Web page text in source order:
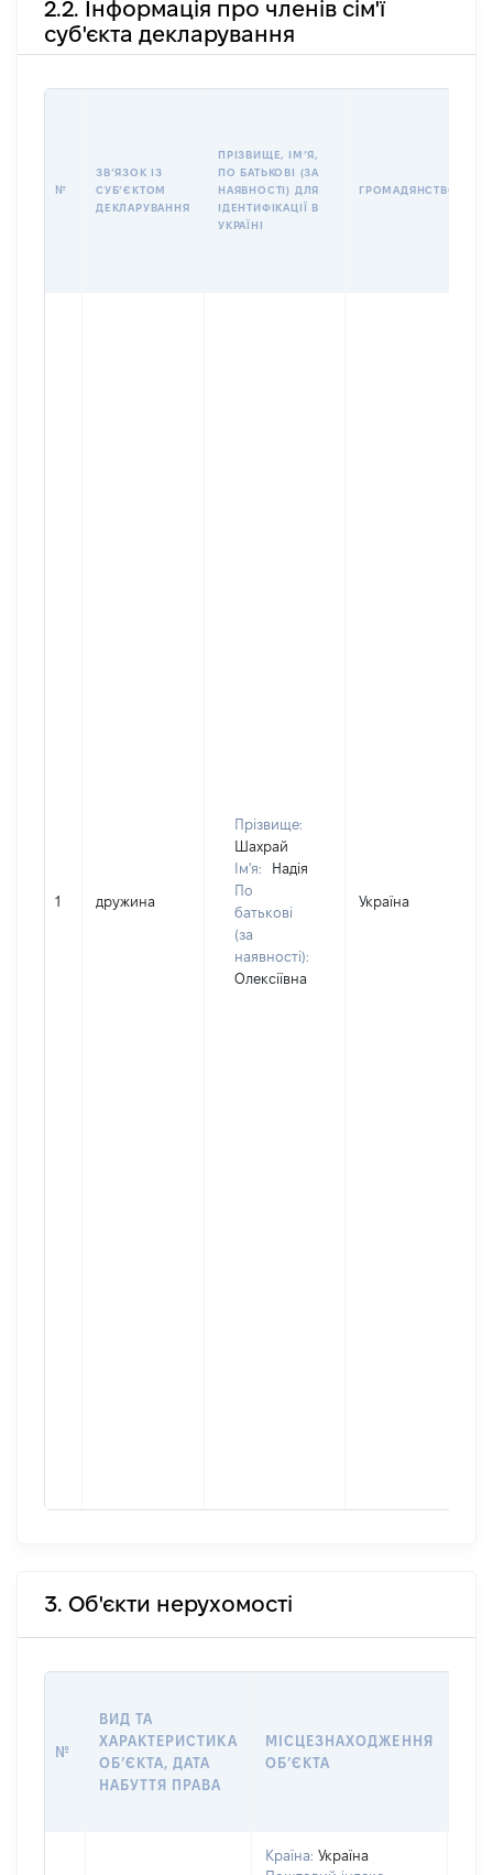
2.2. Інформація про членів сім'ї
суб'єкта декларування
№
ЗВʼЯЗОК ІЗ
СУБʼЄКТОМ
ДЕКЛАРУВАННЯ
ПРІЗВИЩЕ, ІМʼЯ,
ПО БАТЬКОВІ (ЗА
НАЯВНОСТІ) ДЛЯ
ІДЕНТИФІКАЦІЇ В
УКРАЇНІ
ГРОМАДЯНСТВО
1 дружина
Прізвище:
Шахрай
Ім'я:
Надія
По
батькові
(за
наявності):
Олексіївна
Україна
3. Об'єкти нерухомості
№
ВИД ТА
ХАРАКТЕРИСТИКА
ОБʼЄКТА, ДАТА
НАБУТТЯ ПРАВА
МІСЦЕЗНАХОДЖЕННЯ
ОБʼЄКТА
Країна: Україна